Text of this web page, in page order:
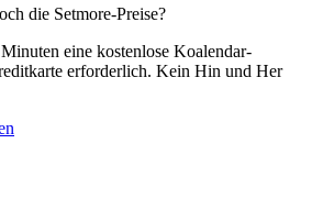
die Setmore-Preise?
eine kostenlose Koalendar-
erforderlich. Kein Hin und Her